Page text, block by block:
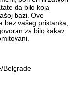
da bilo koja
bazi. Ove
bez vašeg pristanka,
za bilo kakav
Belgrade